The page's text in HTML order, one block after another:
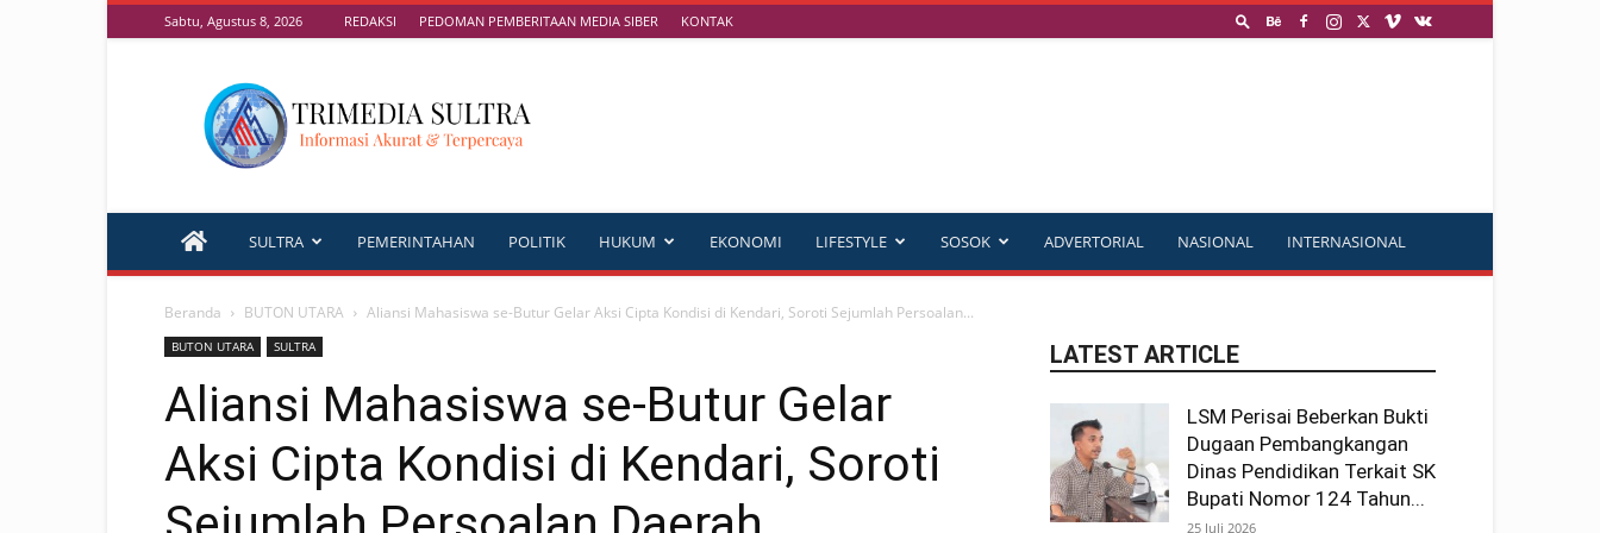
Sabtu, Agustus 8, 2026 REDAKSI PEDOMAN PEMBERITAAN MEDIA SIBER KONTAK
SULTRA
SULTRA PEMERINTAHAN POLITIK HUKUM EKONOMI LIFESTYLE SOSOK ADVERTORIAL NASIONAL INTERNASIONAL
Beranda BUTON UTARA Aliansi Mahasiswa se-Butur Gelar Aksi Cipta Kondisi di Kendari, Soroti Sejumlah Persoalan...
BUTON UTARA SULTRA
Aliansi Mahasiswa se-Butur Gelar
Aksi Cipta Kondisi di Kendari, Soroti
LATEST ARTICLE
LSM Perisai Beberkan Bukti
Dugaan Pembangkangan
Dinas Pendidikan Terkait SK
Bupati Nomor 124 Tahun...
25 Juli 2026